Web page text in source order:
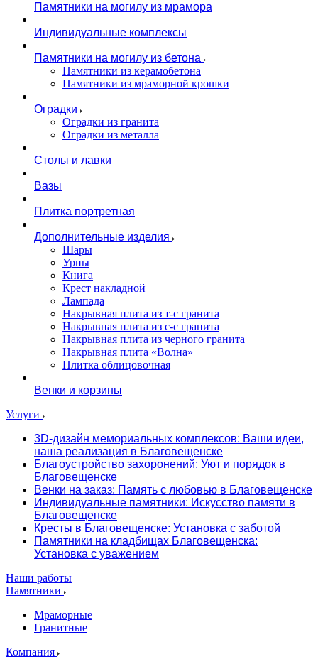
Памятники на могилу из мрамора
Индивидуальные комплексы
Памятники на могилу из бетона
Памятники из керамобетона
Памятники из мраморной крошки
Оградки
Оградки из гранита
Оградки из металла
Столы и лавки
Вазы
Плитка портретная
Дополнительные изделия
Шары
Урны
Книга
Крест накладной
Лампада
Накрывная плита из т-с гранита
Накрывная плита из с-с гранита
Накрывная плита из черного гранита
Накрывная плита «Волна»
Плитка облицовочная
Венки и корзины
Услуги
3D-дизайн мемориальных комплексов: Ваши идеи,
наша реализация в Благовещенске
Благоустройство захоронений: Уют и порядок в
Благовещенске
Венки на заказ: Память с любовью в Благовещенске
Индивидуальные памятники: Искусство памяти в
Благовещенске
Кресты в Благовещенске: Установка с заботой
Памятники на кладбищах Благовещенска:
Установка с уважением
Наши работы
Памятники
Мраморные
Гранитные
Компания